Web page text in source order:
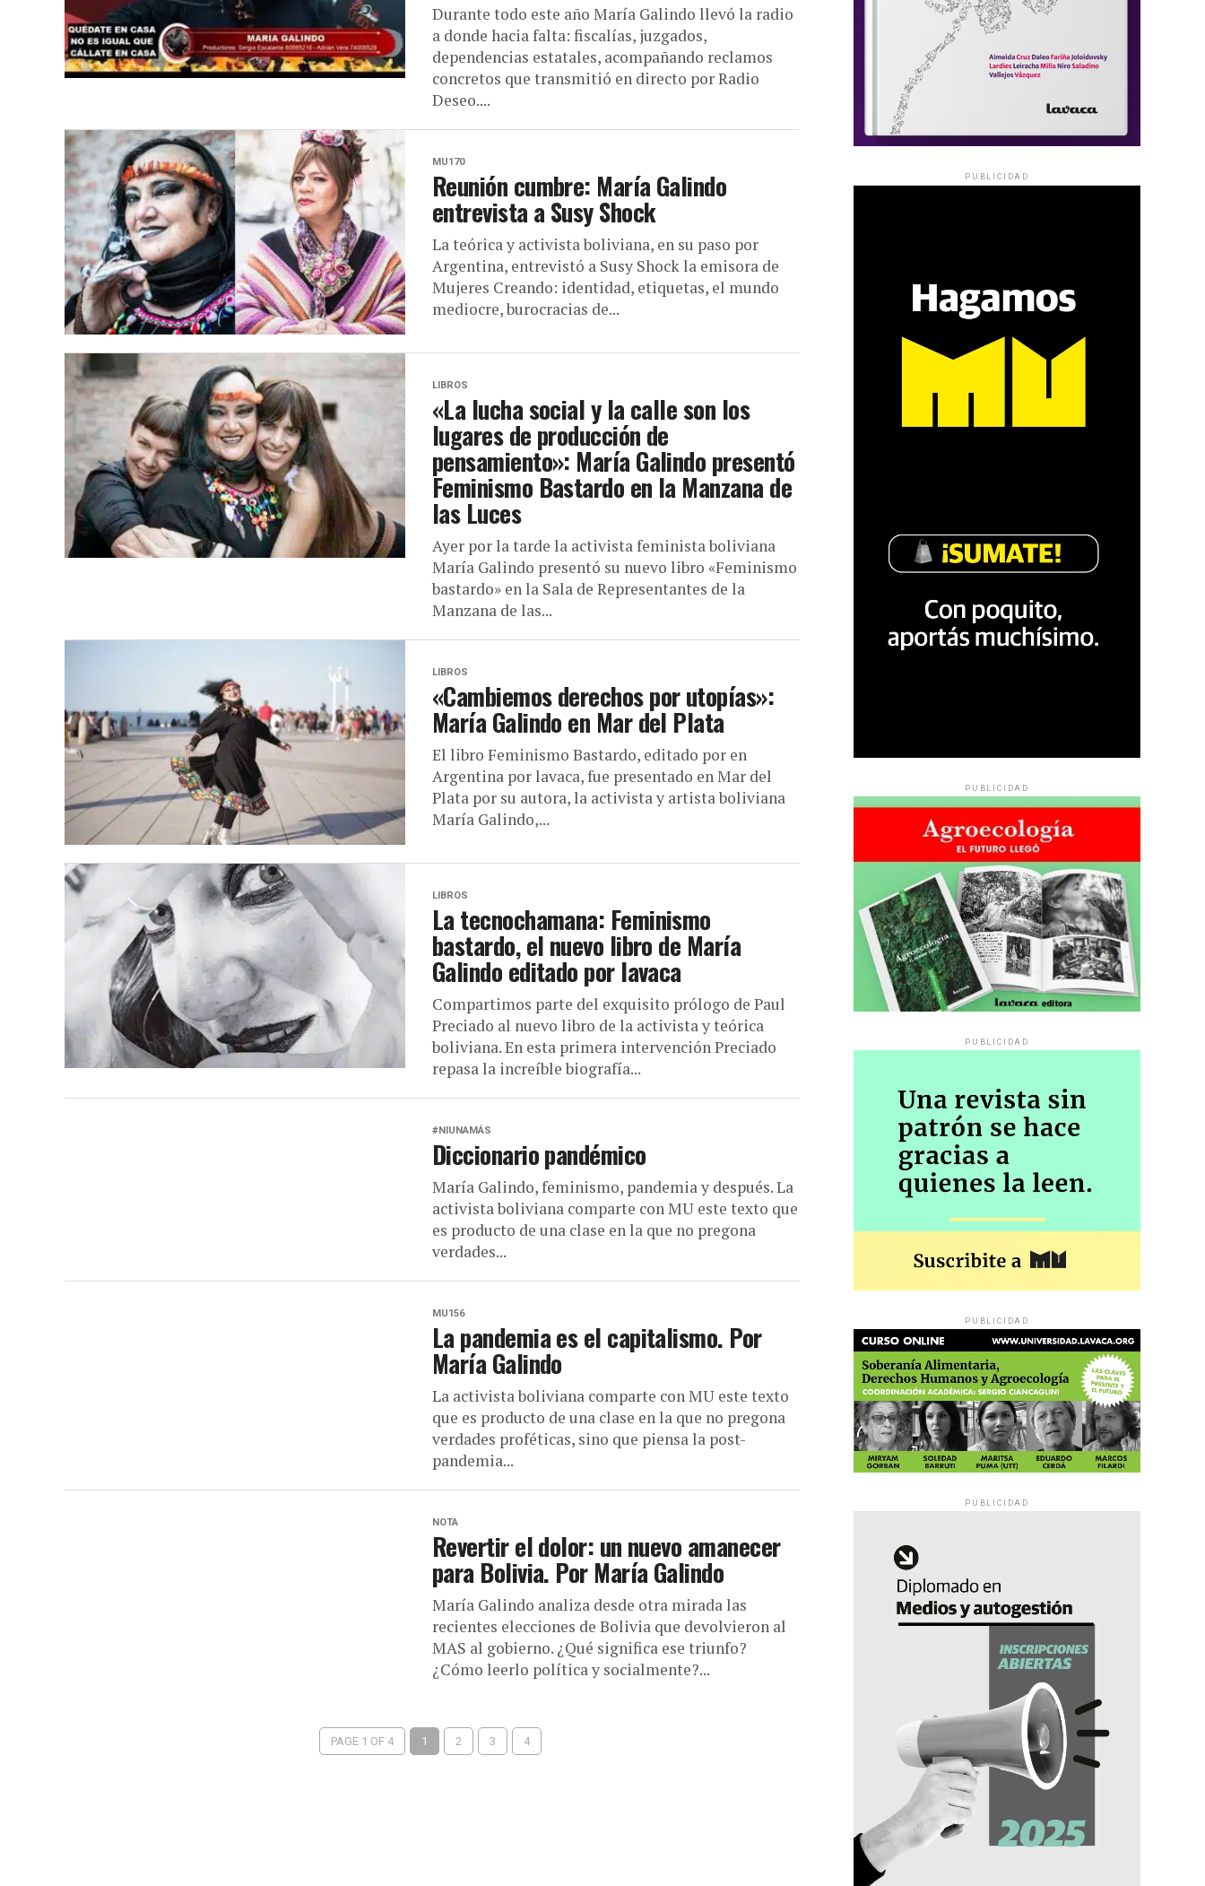
Durante todo este año María Galindo llevó la radio
a donde hacia falta: fiscalías, juzgados,
dependencias estatales, acompañando reclamos
concretos que transmitió en directo por Radio
Deseo....
MU170
Reunión cumbre: María Galindo
entrevista a Susy Shock
La teórica y activista boliviana, en su paso por
Argentina, entrevistó a Susy Shock la emisora de
Mujeres Creando: identidad, etiquetas, el mundo
mediocre, burocracias de...
LIBROS
«La lucha social y la calle son los
lugares de producción de
pensamiento»: María Galindo presentó
Feminismo Bastardo en la Manzana de
las Luces
Ayer por la tarde la activista feminista boliviana
María Galindo presentó su nuevo libro «Feminismo
bastardo» en la Sala de Representantes de la
Manzana de las...
LIBROS
«Cambiemos derechos por utopías»:
María Galindo en Mar del Plata
El libro Feminismo Bastardo, editado por en
Argentina por lavaca, fue presentado en Mar del
Plata por su autora, la activista y artista boliviana
María Galindo,...
LIBROS
La tecnochamana: Feminismo
bastardo, el nuevo libro de María
Galindo editado por lavaca
Compartimos parte del exquisito prólogo de Paul
Preciado al nuevo libro de la activista y teórica
boliviana. En esta primera intervención Preciado
repasa la increíble biografía...
#NIUNAMÁS
Diccionario pandémico
María Galindo, feminismo, pandemia y después. La
activista boliviana comparte con MU este texto que
es producto de una clase en la que no pregona
verdades...
MU156
La pandemia es el capitalismo. Por
María Galindo
La activista boliviana comparte con MU este texto
que es producto de una clase en la que no pregona
verdades proféticas, sino que piensa la post-
pandemia...
NOTA
Revertir el dolor: un nuevo amanecer
para Bolivia. Por María Galindo
María Galindo analiza desde otra mirada las
recientes elecciones de Bolivia que devolvieron al
MAS al gobierno. ¿Qué significa ese triunfo?
¿Cómo leerlo política y socialmente?...
PAGE 1 OF 4 1 2 3 4
PUBLICIDAD
PUBLICIDAD
PUBLICIDAD
PUBLICIDAD
PUBLICIDAD